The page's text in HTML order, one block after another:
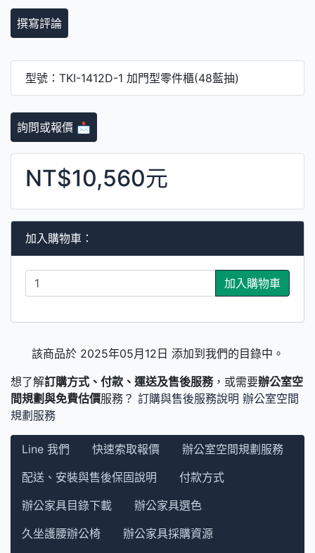
撰寫評論
型號：TKI-1412D-1 加門型零件櫃(48藍抽)
詢問或報價 📩
NT$10,560元
加入購物車：
加入購物車
該商品於 2025年05月12日 添加到我們的目錄中。
想了解訂購方式、付款、運送及售後服務，或需要辦公室空
間規劃與免費估價服務？ 訂購與售後服務說明 辦公室空間
規劃服務
Line 我們 快速索取報價
辦公室空間規劃服務
配送、安裝與售後保固說明
付款方式
辦公家具目錄下載
辦公家具選色
久坐護腰辦公椅
辦公家具採購資源